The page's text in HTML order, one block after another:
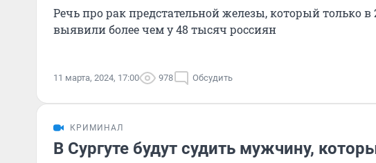
Речь про рак предстательной железы, который только в
выявили более чем у 48 тысяч россиян
11 марта, 2024, 17:00 978 Обсудить
КРИМИНАЛ
В Сургуте будут судить мужчину,